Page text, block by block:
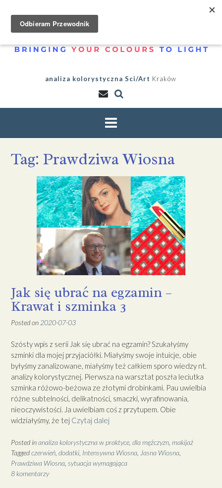
t
t
analiza kolorystyczna Sci/Art Kraków
Tag: Prawdziwa Wiosna
Jak się ubrać na egzamin –
Krawat i szminka 3
Posted on 2020-07-03
Szósty wpis z serii Jak się ubrać na egzamin? Szukałyśmy
szminki dla mojej przyjaciółki. Miałyśmy swoje intuicje, obie
byłyśmy zanalizowane, miałyśmy też całkiem sporo wiedzy nt.
analizy kolorystycznej. Pierwsza na warsztat poszła leciutka
szminka różowo-beżowa ze złotymi drobinkami. Pau uwielbia
różne subtelności, delikatności, smaczki, wyrafinowania,
nieoczywistości. Ja uwielbiam coś z przytupem. Obie
widziałyśmy, że tej Czytaj dalej
Posted inanaliza kolorystyczna w praktyce dla mężczyzn makijaż
Taggedczerwień dodatki Intensywna Wiosna Jasna Wiosna
Prawdziwa Wiosna sytuacja wymagająca
8 komentarzy